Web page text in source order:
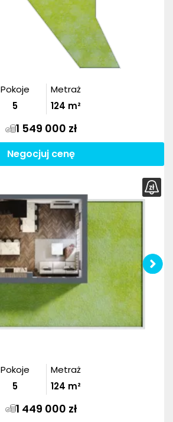
Pokoje
5
Metraż
124 m²
1 549 000 zł
Negocjuj cenę
Pokoje
5
Metraż
124 m²
1 449 000 zł